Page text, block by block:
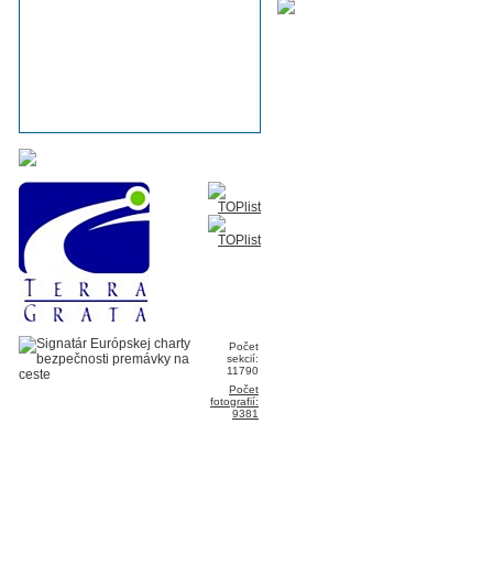
Počet
sekcií:
11790
Počet
fotografií:
9381